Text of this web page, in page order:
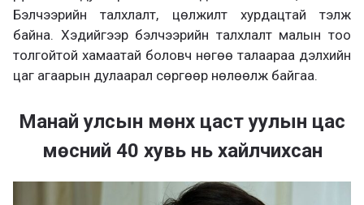
Бэлчээрийн талхлалт, цөлжилт хурдацтай тэлж
байна. Хэдийгээр бэлчээрийн талхлалт малын тоо
толгойтой хамаатай боловч нөгөө талаараа дэлхийн
цаг агаарын дулаарал сөргөөр нөлөөлж байгаа.
Манай улсын мөнх цаст уулын цас
мөсний 40 хувь нь хайлчихсан